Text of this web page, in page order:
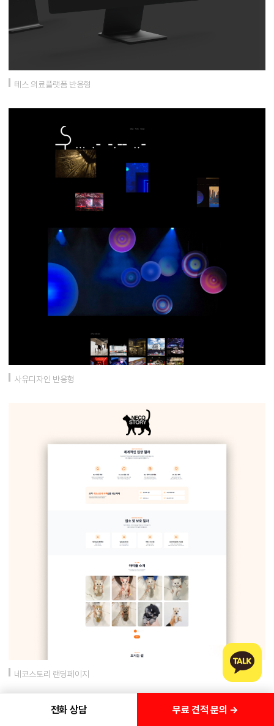
테스 의료플랫폼 반응형
사유디자인 반응형
네코스토리 랜딩페이지
전화 상담 무료 견적 문의 →